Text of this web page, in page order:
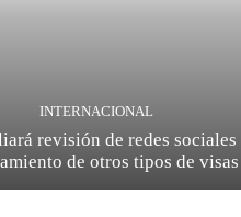
INTERNACIONAL
revisión de redes sociales
de otros tipos de visas